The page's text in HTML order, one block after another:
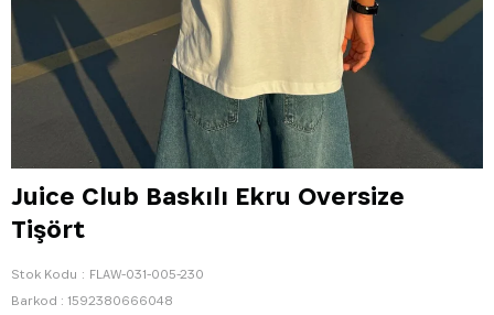
Juice Club Baskılı Ekru Oversize
Tişört
Stok Kodu
FLAW-031-005-230
Barkod : 1592380666048